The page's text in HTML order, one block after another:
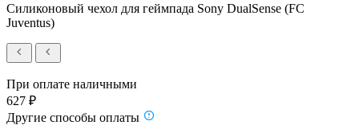
Силиконовый чехол для геймпада Sony DualSense (FC
Juventus)
При оплате наличными
627 ₽
Другие способы оплаты